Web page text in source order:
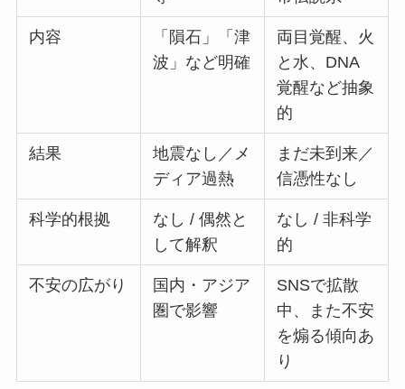
内容
「隕石」「津
波」など明確
両目覚醒、火
と水、DNA
覚醒など抽象
的
結果
地震なし／メ
ディア過熱
まだ未到来／
信憑性なし
科学的根拠
なし / 偶然と
して解釈
なし / 非科学
的
不安の広がり
国内・アジア
圏で影響
SNSで拡散
中、また不安
を煽る傾向あ
り